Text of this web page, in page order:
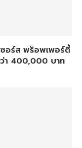
ซอร์ส พร็อพเพอร์ตี้
ว่า 400,000 บาท